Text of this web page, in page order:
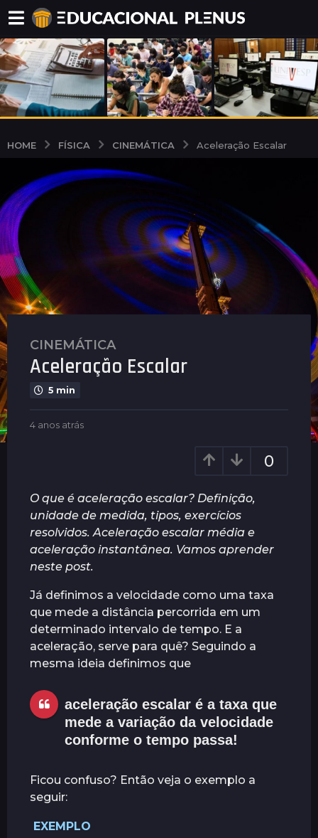
HOME FÍSICA CINEMÁTICA Aceleração Escalar
4
a
o
a
s
2
a
n
o
a
t
r
á
s
CINEMÁTICA
Aceleração Escalar
5 min
b
m
a
r
ã
e
4 anos atrás
t
r
á
s
0
O que é aceleração escalar? Definição,
unidade de medida, tipos, exercícios
resolvidos. Aceleração escalar média e
aceleração instantânea. Vamos aprender
neste post.
Já definimos a velocidade como uma taxa
que mede a distância percorrida em um
determinado intervalo de tempo. E a
aceleração, serve para quê? Seguindo a
mesma ideia definimos que
aceleração escalar é a taxa que
mede a variação da velocidade
conforme o tempo passa!
Ficou confuso? Então veja o exemplo a
seguir:
EXEMPLO